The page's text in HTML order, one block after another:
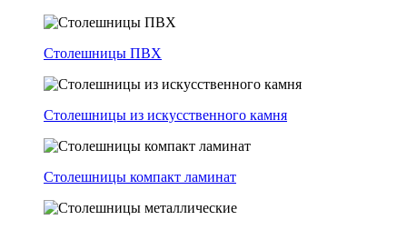
Столешницы ПВХ
Столешницы из искусственного камня
Столешницы компакт ламинат